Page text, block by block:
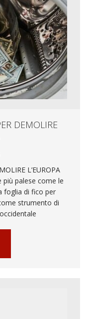
DEMOLIRE
L’EUROPA
palese come le
foglia di fico per
strumento di